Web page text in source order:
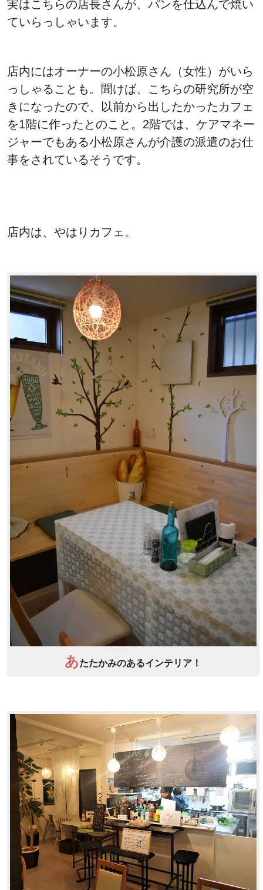
実はこちらの店長さんが、パンを仕込んで焼い
ていらっしゃいます。
店内にはオーナーの小松原さん（女性）がいら
っしゃることも。聞けば、こちらの研究所が空
きになったので、以前から出したかったカフェ
を1階に作ったとのこと。2階では、ケアマネー
ジャーでもある小松原さんが介護の派遣のお仕
事をされているそうです。
店内は、やはりカフェ。
あたたかみのあるインテリア！